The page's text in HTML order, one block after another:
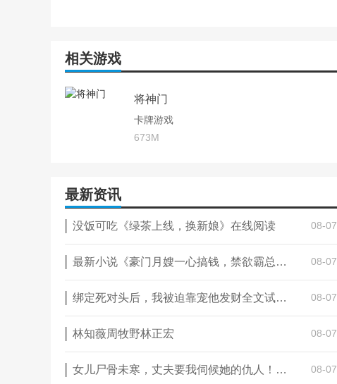
相关游戏
将神门
卡牌游戏
673M
最新资讯
没饭可吃《绿茶上线，换新娘》在线阅读 08-07
最新小说《豪门月嫂一心搞钱，禁欲霸总夜夜破防红温》大结局阅读 08-07
绑定死对头后，我被迫靠宠他发财全文试读 虞穗沈确小说全本无弹窗 08-07
林知薇周牧野林正宏 08-07
女儿尸骨未寒，丈夫要我伺候她的仇人！完整版在线阅读(主角苏明远周倩) 08-07